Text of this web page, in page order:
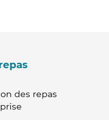
des repas